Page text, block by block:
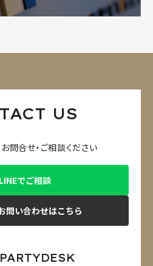
US
問合せ・ご相談ください
LINEでご相談
問い合わせはこちら